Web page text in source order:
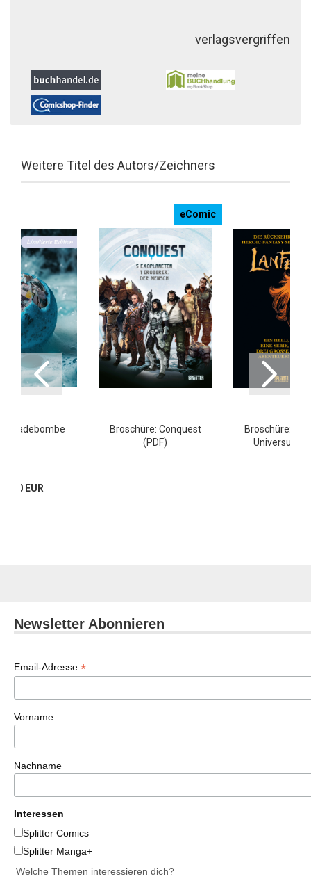
verlagsvergriffen
Weitere Titel des Autors/Zeichners
Badebombe
EUR
eComic
Broschüre: Conquest
(PDF)
Broschüre:
Universum
Newsletter Abonnieren
Email-Adresse *
Vorname
Nachname
Interessen
Splitter Comics
Splitter Manga+
Welche Themen interessieren dich?